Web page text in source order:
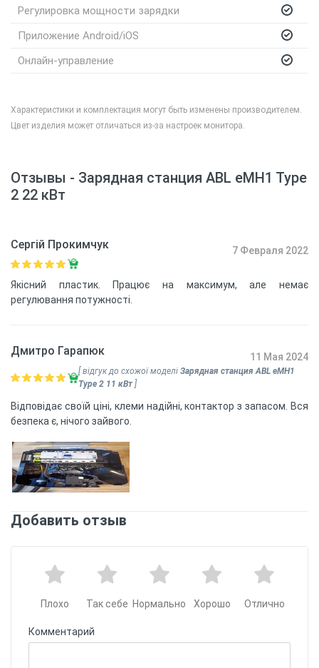
Регулировка мощности зарядки
Приложение Android/iOS
Онлайн-управление
Характеристики и комплектация могут быть изменены производителем.
Цвет изделия может отличаться из-за настроек монитора.
Отзывы - Зарядная станция ABL eMH1 Type
2 22 кВт
Сергій Прокимчук 7 Февраля 2022
Якісний пластик. Працює на максимум, але немає
регулювання потужності.
Дмитро Гарапюк 11 Мая 2024
[ відгук до схожої моделі Зарядная станция ABL eMH1
Type 2 11 кВт ]
Відповідає своїй ціні, клеми надійні, контактор з запасом. Вся
безпека є, нічого зайвого.
Добавить отзыв
Плохо Так себе Нормально Хорошо Отлично
Комментарий